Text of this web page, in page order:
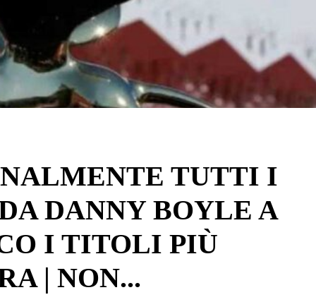
TUTTI I
DANNY BOYLE A
I TITOLI PIÙ
| NON...